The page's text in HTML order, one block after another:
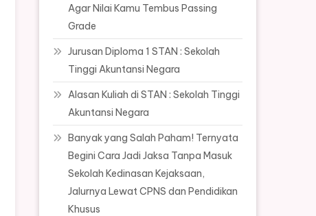
Agar Nilai Kamu Tembus Passing
Grade
Jurusan Diploma 1 STAN : Sekolah
Tinggi Akuntansi Negara
Alasan Kuliah di STAN : Sekolah Tinggi
Akuntansi Negara
Banyak yang Salah Paham! Ternyata
Begini Cara Jadi Jaksa Tanpa Masuk
Sekolah Kedinasan Kejaksaan,
Jalurnya Lewat CPNS dan Pendidikan
Khusus